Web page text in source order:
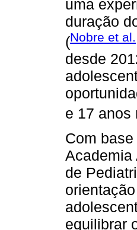
uma
duração
(Nobre et
desde
e 17 anos
Com
Academia
de
equilibrar